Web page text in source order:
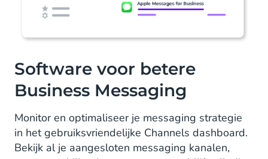
Software voor betere
Business Messaging
Monitor en optimaliseer je messaging strategie
in het gebruiksvriendelijke Channels dashboard.
Bekijk al je aangesloten messaging kanalen,